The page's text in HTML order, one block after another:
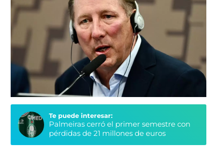
Te puede interesar:
Palmeiras cerró el primer semestre con
pérdidas de 21 millones de euros